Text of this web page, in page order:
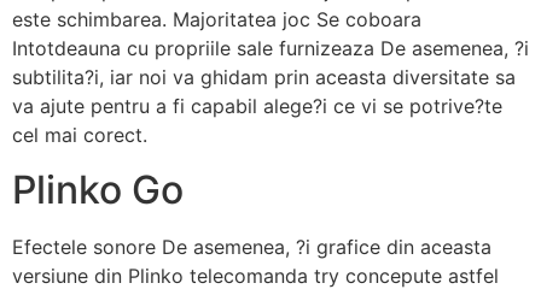
este schimbarea. Majoritatea joc Se coboara
Intotdeauna cu propriile sale furnizeaza De asemenea, ?i
subtilita?i, iar noi va ghidam prin aceasta diversitate sa
va ajute pentru a fi capabil alege?i ce vi se potrive?te
cel mai corect.
Plinko Go
Efectele sonore De asemenea, ?i grafice din aceasta
versiune din Plinko telecomanda try concepute astfel